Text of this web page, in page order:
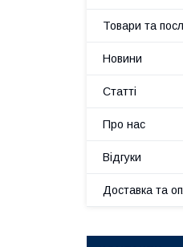
Товари та
Новини
Статті
Про нас
Відгуки
Доставка та